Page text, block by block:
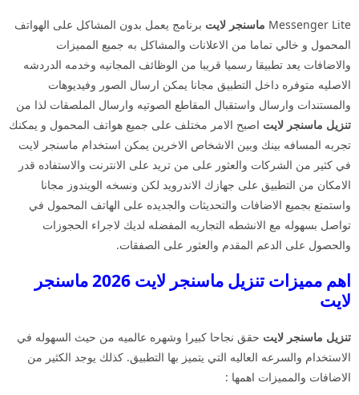
Messenger Lite ماسنجر لايت برنامج يعمل بدون المشاكل على الهواتف
المحمول و خالي تماما من الاعلانات والمشاكل به جميع المميزات
والاضافات يعد تطبيقا رسميا قريبا من الوظائف المجانيه وخدمه الدردشه
الاصليه متوفره داخل التطبيق مجانا يمكن ارسال الصور وفيديوهات
والمستندات وارسال واستقبال المقاطع الصوتيه وارسال الملصقات لذا من
تنزيل ماسنجر لايت اصبح الامر مختلف على جميع هواتف المحمول و يمكنك
تجربه المسافه بينك وبين الاشخاص الاخرين يمكن استخدام ماسنجر لايت
في كثير من الشركات والعثور على من تريد على الانترنت والاستفاده قدر
الامكان من التطبيق على جهازك الاندرويد لكن ونسخه الويندوز مجانا
واستمتع بجميع الاضافات والتحديثات والجديده على الهاتف المحمول في
تواصل بسهوله مع الانشطه التجاريه المفضله لديك لاجراء الحجوزات
والحصول على الدعم المقدم والعثور على الصفقات.
اهم مميزات تنزيل ماسنجر لايت 2026 ماسنجر
لايت
تنزيل ماسنجر لايت حقق نجاحا كبيرا وشهره عالميه من حيث السهوله في
الاستخدام والسرعه العاليه التي يتميز بها التطبيق. كذلك يوجد الكثير من
الاضافات والمميزات اهمها :